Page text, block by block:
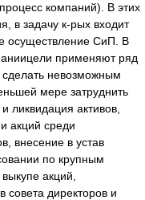
компаний). В этих
в задачу к-рых входит
осуществление СиП. В
применяют ряд
невозможным
мере затруднить
ликвидация активов,
акций среди
внесение в устав
по крупным
акций,
совета директоров и